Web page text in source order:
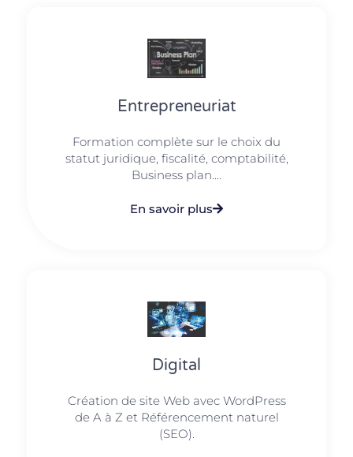
Entrepreneuriat
Formation complète sur le choix du
statut juridique, fiscalité, comptabilité,
Business plan....
En savoir plus
Digital
Création de site Web avec WordPress
de A à Z et Référencement naturel
(SEO).